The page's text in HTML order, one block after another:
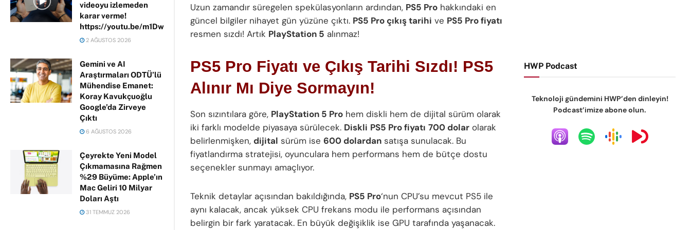
videoyu izlemeden
karar verme!
https://youtu.be/m1DwhP3lPCM
2 AĞUSTOS 2026
Gemini ve AI
Araştırmaları ODTÜ’lü
Mühendise Emanet:
Koray Kavukçuoğlu
Google’da Zirveye
Çıktı
6 AĞUSTOS 2026
Çeyrekte Yeni Model
Çıkmamasına Rağmen
%29 Büyüme: Apple’ın
Mac Geliri 10 Milyar
Doları Aştı
31 TEMMUZ 2026
Uzun zamandır süregelen spekülasyonların ardından, PS5 Pro hakkındaki en
güncel bilgiler nihayet gün yüzüne çıktı. PS5 Pro çıkış tarihi ve PS5 Pro fiyatı
resmen sızdı! Artık PlayStation 5 alınmaz!
PS5 Pro Fiyatı ve Çıkış Tarihi Sızdı! PS5
Alınır Mı Diye Sormayın!
Son sızıntılara göre, PlayStation 5 Pro hem diskli hem de dijital sürüm olarak
iki farklı modelde piyasaya sürülecek. Diskli PS5 Pro fiyatı 700 dolar olarak
belirlenmişken, dijital sürüm ise 600 dolardan satışa sunulacak. Bu
fiyatlandırma stratejisi, oyunculara hem performans hem de bütçe dostu
seçenekler sunmayı amaçlıyor.
Teknik detaylar açısından bakıldığında, PS5 Pro‘nun CPU’su mevcut PS5 ile
aynı kalacak, ancak yüksek CPU frekans modu ile performans açısından
belirgin bir fark yaratacak. En büyük değişiklik ise GPU tarafında yaşanacak.
HWP Podcast
Teknoloji gündemini HWP’den dinleyin!
Podcast’imize abone olun.